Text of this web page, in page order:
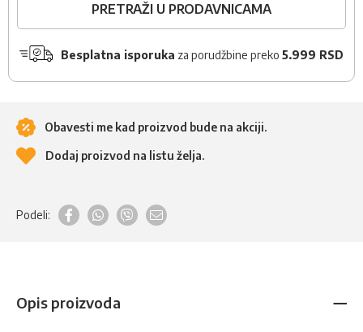
PRETRAŽI U PRODAVNICAMA
Besplatna isporuka za porudžbine preko 5.999 RSD
Obavesti me kad proizvod bude na akciji.
Dodaj proizvod na listu želja.
Podeli:
Opis proizvoda